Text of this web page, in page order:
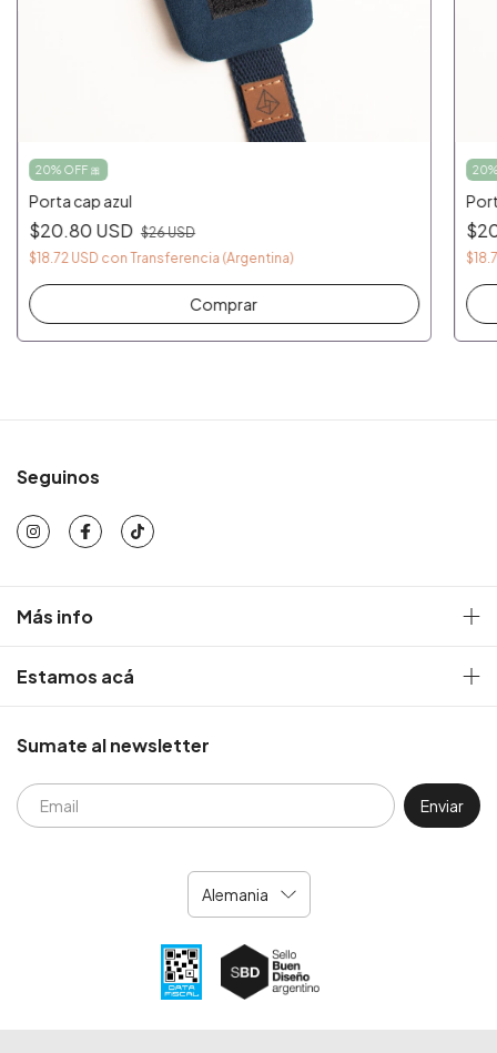
20% OFF 🎀
Porta cap azul
$20.80 USD $26 USD
$18.72 USD conTransferencia (Argentina)
Comprar
Seguinos
Más info
Estamos acá
Sumate al newsletter